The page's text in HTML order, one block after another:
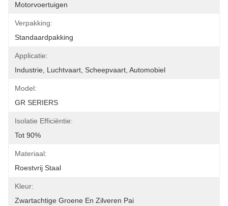
Motorvoertuigen
Verpakking:
Standaardpakking
Applicatie:
Industrie, Luchtvaart, Scheepvaart, Automobiel
Model:
GR SERIERS
Isolatie Efficiëntie:
Tot 90%
Materiaal:
Roestvrij Staal
Kleur:
Zwartachtige Groene En Zilveren Pai